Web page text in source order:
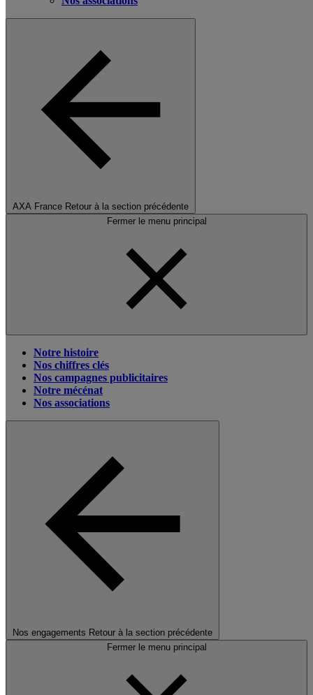
AXA France Retour à la section précédente
Fermer le menu principal
Notre histoire
Nos chiffres clés
Nos campagnes publicitaires
Notre mécénat
Nos associations
Nos engagements Retour à la section précédente
Fermer le menu principal